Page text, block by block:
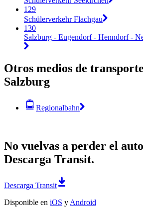
129
Schülerverkehr Flachgau
130
Salzburg - Eugendorf - Henndorf -
Otros medios de
Salzburg
Regionalbahn
No vuelvas a perder el
Descarga Transit.
Descarga Transit
Disponible en iOS y Android